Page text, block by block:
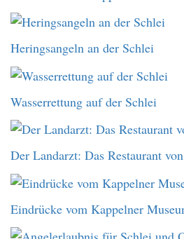
Heringsangeln an der Schlei
Wasserrettung auf der Schlei
Der Landarzt: Das Restaurant
Eindrücke vom Kappelner